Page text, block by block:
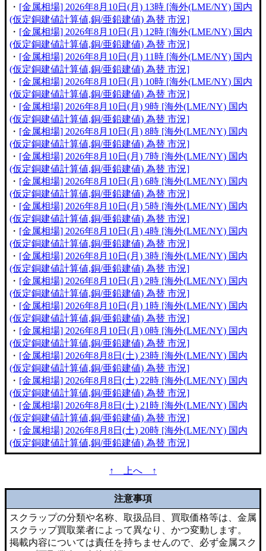
・ [金属相場] 2026年8月10日(月) 13時 [海外(LME/NY) 国内
(仮定銅建値計算値,銅/亜鉛建値) 為替 市況]
・ [金属相場] 2026年8月10日(月) 12時 [海外(LME/NY) 国内
(仮定銅建値計算値,銅/亜鉛建値) 為替 市況]
・ [金属相場] 2026年8月10日(月) 11時 [海外(LME/NY) 国内
(仮定銅建値計算値,銅/亜鉛建値) 為替 市況]
・ [金属相場] 2026年8月10日(月) 10時 [海外(LME/NY) 国内
(仮定銅建値計算値,銅/亜鉛建値) 為替 市況]
・ [金属相場] 2026年8月10日(月) 9時 [海外(LME/NY) 国内
(仮定銅建値計算値,銅/亜鉛建値) 為替 市況]
・ [金属相場] 2026年8月10日(月) 8時 [海外(LME/NY) 国内
(仮定銅建値計算値,銅/亜鉛建値) 為替 市況]
・ [金属相場] 2026年8月10日(月) 7時 [海外(LME/NY) 国内
(仮定銅建値計算値,銅/亜鉛建値) 為替 市況]
・ [金属相場] 2026年8月10日(月) 6時 [海外(LME/NY) 国内
(仮定銅建値計算値,銅/亜鉛建値) 為替 市況]
・ [金属相場] 2026年8月10日(月) 5時 [海外(LME/NY) 国内
(仮定銅建値計算値,銅/亜鉛建値) 為替 市況]
・ [金属相場] 2026年8月10日(月) 4時 [海外(LME/NY) 国内
(仮定銅建値計算値,銅/亜鉛建値) 為替 市況]
・ [金属相場] 2026年8月10日(月) 3時 [海外(LME/NY) 国内
(仮定銅建値計算値,銅/亜鉛建値) 為替 市況]
・ [金属相場] 2026年8月10日(月) 2時 [海外(LME/NY) 国内
(仮定銅建値計算値,銅/亜鉛建値) 為替 市況]
・ [金属相場] 2026年8月10日(月) 1時 [海外(LME/NY) 国内
(仮定銅建値計算値,銅/亜鉛建値) 為替 市況]
・ [金属相場] 2026年8月10日(月) 0時 [海外(LME/NY) 国内
(仮定銅建値計算値,銅/亜鉛建値) 為替 市況]
・ [金属相場] 2026年8月8日(土) 23時 [海外(LME/NY) 国内
(仮定銅建値計算値,銅/亜鉛建値) 為替 市況]
・ [金属相場] 2026年8月8日(土) 22時 [海外(LME/NY) 国内
(仮定銅建値計算値,銅/亜鉛建値) 為替 市況]
・ [金属相場] 2026年8月8日(土) 21時 [海外(LME/NY) 国内
(仮定銅建値計算値,銅/亜鉛建値) 為替 市況]
・ [金属相場] 2026年8月8日(土) 20時 [海外(LME/NY) 国内
(仮定銅建値計算値,銅/亜鉛建値) 為替 市況]
↑ 上へ ↑
注意事項
スクラップの分類や名称、取扱品目、買取価格等は、金属
スクラップ買取業者によって異なり、かつ変動します。
掲載内容については責任を持ちませんので、必ず金属スク